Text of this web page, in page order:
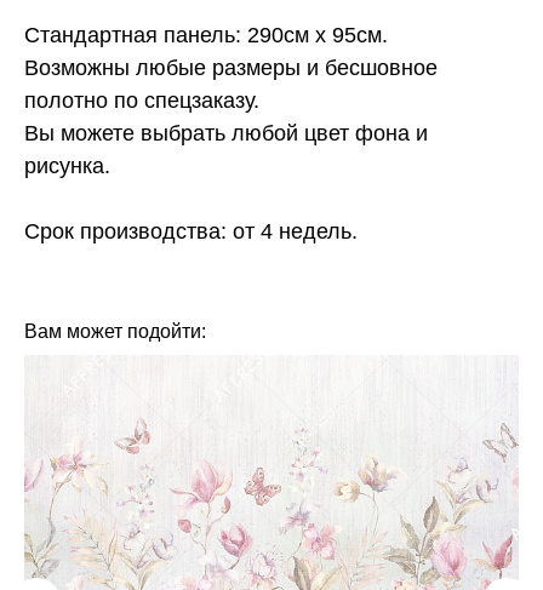
Стандартная панель: 290см х 95см.
Возможны любые размеры и бесшовное
полотно по спецзаказу.
Вы можете выбрать любой цвет фона и
рисунка.
Срок производства: от 4 недель.
Вам может подойти: